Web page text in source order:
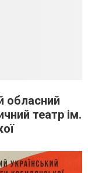
обласний
театр ім.